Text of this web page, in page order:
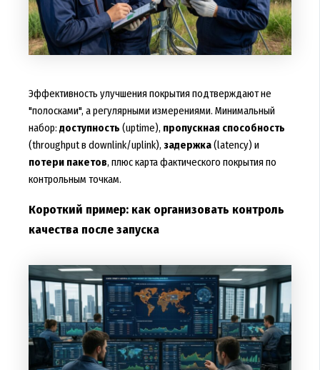
Эффективность улучшения покрытия подтверждают не
"полосками", а регулярными измерениями. Минимальный
набор: доступность (uptime), пропускная способность
(throughput в downlink/uplink), задержка(latency) и
потери пакетов, плюс карта фактического покрытия по
контрольным точкам.
Короткий пример: как организовать контроль
качества после запуска